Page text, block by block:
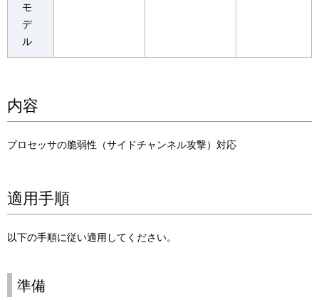
モ
デ
ル
内容
プロセッサの脆弱性（サイドチャンネル攻撃）対応
適用手順
以下の手順に従い適用してください。
準備